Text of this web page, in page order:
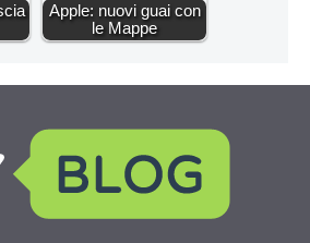
Apple: nuovi guai con
le Mappe